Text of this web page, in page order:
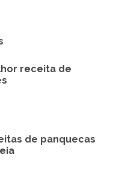
receita de
de panquecas